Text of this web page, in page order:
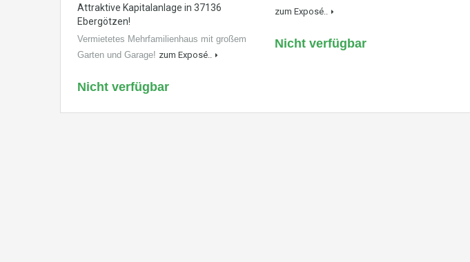
Attraktive Kapitalanlage in 37136
Ebergötzen!
Vermietetes Mehrfamilienhaus mit großem
Garten und Garage! zum Exposé..
Nicht verfügbar
zum Exposé..
Nicht verfügbar